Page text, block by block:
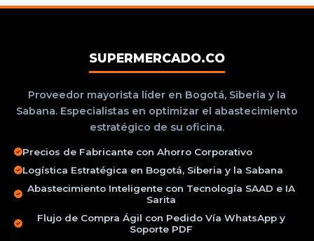
SUPERMERCADO.CO
Proveedor mayorista líder en Bogotá, Siberia y la
Sabana. Especialistas en optimizar el abastecimiento
estratégico de su oficina.
Precios de Fabricante con Ahorro Corporativo
Logística Estratégica en Bogotá, Siberia y la Sabana
Abastecimiento Inteligente con Tecnología SAAD e IA
Sarita
Flujo de Compra Ágil con Pedido Vía WhatsApp y
Soporte PDF